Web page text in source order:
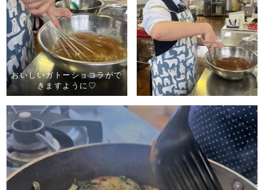
おいしいガトーショコラがで
きますように♡